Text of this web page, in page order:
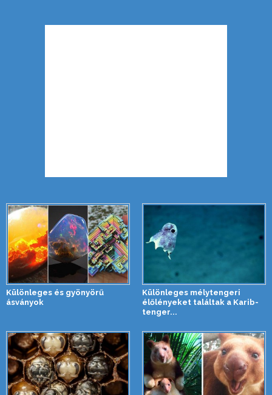
Különleges és gyönyörű
ásványok
Különleges mélytengeri
élőlényeket találtak a Karib-
tenger...